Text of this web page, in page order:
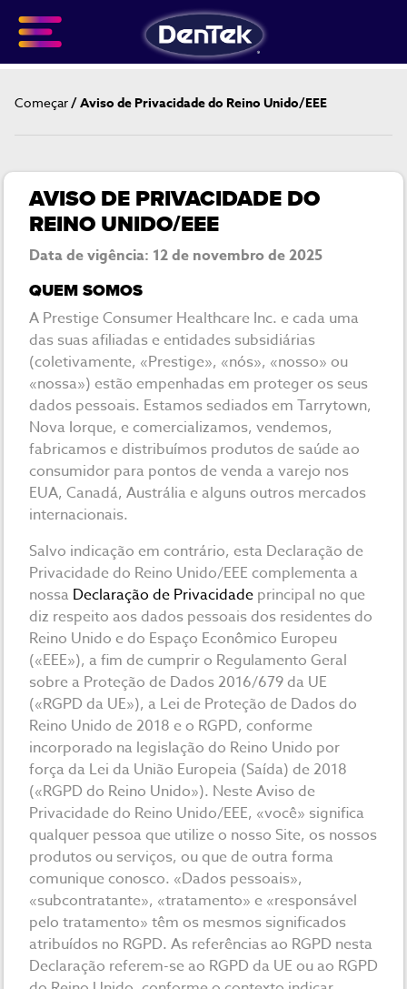
Skip
main
BREADCRUMB
Começar Aviso de Privacidade do Reino Unido/EEE
AVISO DE PRIVACIDADE DO
REINO UNIDO/EEE
Data de vigência: 12 de novembro de 2025
QUEM SOMOS
A Prestige Consumer Healthcare Inc. e cada uma
das suas afiliadas e entidades subsidiárias
(coletivamente, «Prestige», «nós», «nosso» ou
«nossa») estão empenhadas em proteger os seus
dados pessoais. Estamos sediados em Tarrytown,
Nova Iorque, e comercializamos, vendemos,
fabricamos e distribuímos produtos de saúde ao
consumidor para pontos de venda a varejo nos
EUA, Canadá, Austrália e alguns outros mercados
internacionais.
Salvo indicação em contrário, esta Declaração de
Privacidade do Reino Unido/EEE complementa a
nossa Declaração de Privacidade principal no que
diz respeito aos dados pessoais dos residentes do
Reino Unido e do Espaço Econômico Europeu
(«EEE»), a fim de cumprir o Regulamento Geral
sobre a Proteção de Dados 2016/679 da UE
(«RGPD da UE»), a Lei de Proteção de Dados do
Reino Unido de 2018 e o RGPD, conforme
incorporado na legislação do Reino Unido por
força da Lei da União Europeia (Saída) de 2018
(«RGPD do Reino Unido»). Neste Aviso de
Privacidade do Reino Unido/EEE, «você» significa
qualquer pessoa que utilize o nosso Site, os nossos
produtos ou serviços, ou que de outra forma
comunique conosco. «Dados pessoais»,
«subcontratante», «tratamento» e «responsável
pelo tratamento» têm os mesmos significados
atribuídos no RGPD. As referências ao RGPD nesta
Declaração referem-se ao RGPD da UE ou ao RGPD